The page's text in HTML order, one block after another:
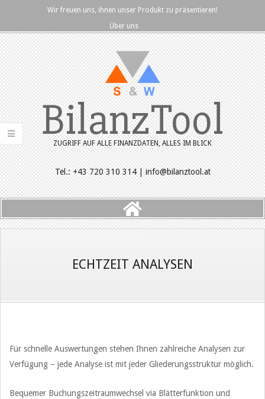
content
Wir freuen uns, ihnen unser Produkt zu präsentieren!
Über uns
BilanzTool
ZUGRIFF AUF ALLE FINANZDATEN, ALLES IM BLICK
Tel.: +43 720 310 314 | info@bilanztool.at
Primary
ECHTZEIT ANALYSEN
Für schnelle Auswertungen stehen Ihnen zahlreiche Analysen zur
Verfügung – jede Analyse ist mit jeder Gliederungsstruktur möglich.
Bequemer Buchungszeitraumwechsel via Blätterfunktion und